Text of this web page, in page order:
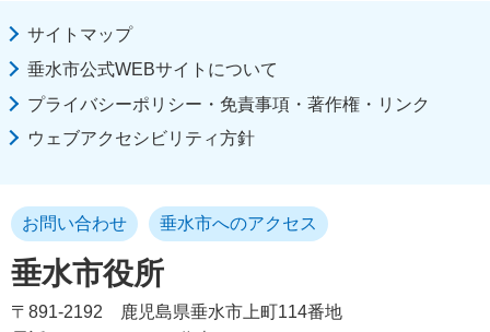
サイトマップ
垂水市公式WEBサイトについて
プライバシーポリシー・免責事項・著作権・リンク
ウェブアクセシビリティ方針
垂水市役所
お問い合わせ 垂水市へのアクセス
〒891-2192
鹿児島県垂水市上町114番地